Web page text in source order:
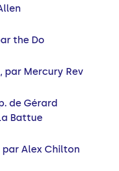
the Do
par Mercury Rev
de Gérard
Battue
Alex Chilton